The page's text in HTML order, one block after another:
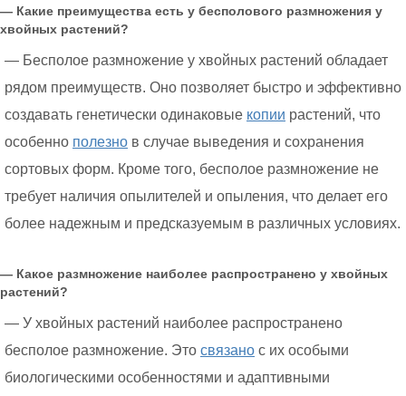
— Какие преимущества есть у бесполового размножения у
хвойных растений?
— Бесполое размножение у хвойных растений обладает
рядом преимуществ. Оно позволяет быстро и эффективно
создавать генетически одинаковые копии растений, что
особенно полезно в случае выведения и сохранения
сортовых форм. Кроме того, бесполое размножение не
требует наличия опылителей и опыления, что делает его
более надежным и предсказуемым в различных условиях.
— Какое размножение наиболее распространено у хвойных
растений?
— У хвойных растений наиболее распространено
бесполое размножение. Это связано с их особыми
биологическими особенностями и адаптивными